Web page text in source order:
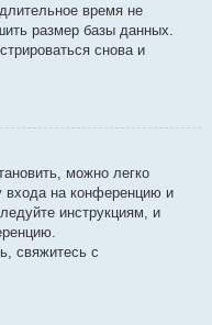
время не
размер базы данных.
снова и
можно легко
входа на конференцию и
инструкциям, и
свяжитесь с